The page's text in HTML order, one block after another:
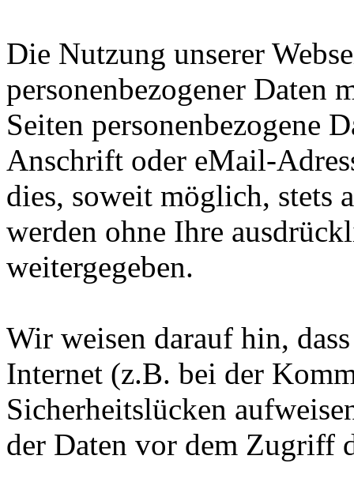
Die Nutzung unserer
personenbezogener Daten
Seiten personenbezogene
Anschrift oder eMail-
dies, soweit möglich, stets
werden ohne Ihre
weitergegeben.
Wir weisen darauf hin,
Internet (z.B. bei der
Sicherheitslücken
der Daten vor dem Zugriff